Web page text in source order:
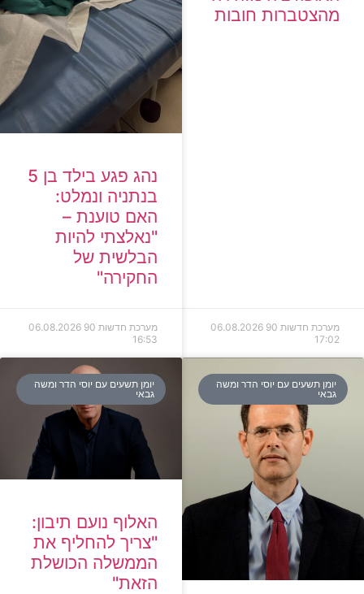
מהצטברות חובות
מערכת חדשות 90
06.08.2026
17:02
נהג פגע בילד בן 5
בנתניה ונמלט:
האם טוענת –
"נאלצתי להיות
הבלשית של
החקירה"
מערכת חדשות 90
06.08.2026
16:53
יומן תשעים עם יוסי הדר ומשה
גבאי
יומן תשעים עם יוסי הדר ומשה
גבאי
האלוף נועם תיבון:
"צריך להחליף את
הממשלה הכושלת
הזאת"